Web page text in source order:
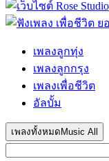
เพลงลูกทุ่ง
เพลงลูกกรุง
เพลงเพื่อชีวิต
อัลบั้ม
เพลงทั้งหมด Music All